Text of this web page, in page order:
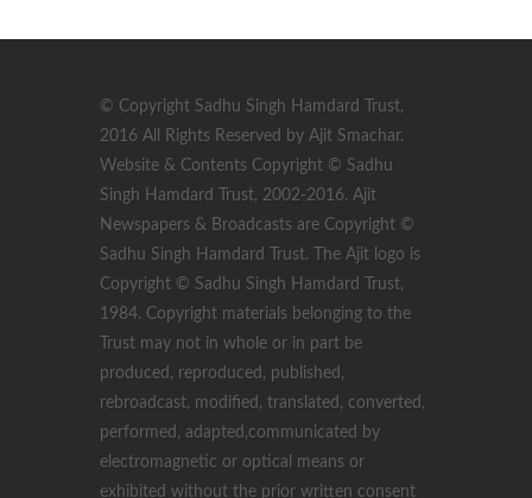
© Copyright Sadhu Singh Hamdard Trust,
2016 All Rights Reserved by Ajit Smachar.
Website & Contents Copyright © Sadhu
Singh Hamdard Trust, 2002-2016. Ajit
Newspapers & Broadcasts are Copyright ©
Sadhu Singh Hamdard Trust. The Ajit logo is
Copyright © Sadhu Singh Hamdard Trust,
1984. Copyright materials belonging to the
Trust may not in whole or in part be
produced, reproduced, published,
rebroadcast, modified, translated, converted,
performed, adapted,communicated by
electromagnetic or optical means or
exhibited without the prior written consent